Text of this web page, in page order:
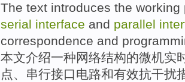
The text introduces the working
serial interface and parallel
correspondence and
本文介绍一种网络结构的微机实
点、 串行接口电路和有效抗干扰